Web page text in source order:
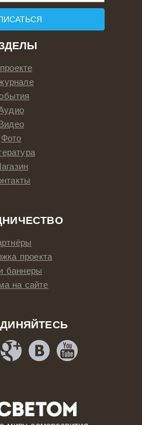
Фото
проекта
баннеры
на сайте